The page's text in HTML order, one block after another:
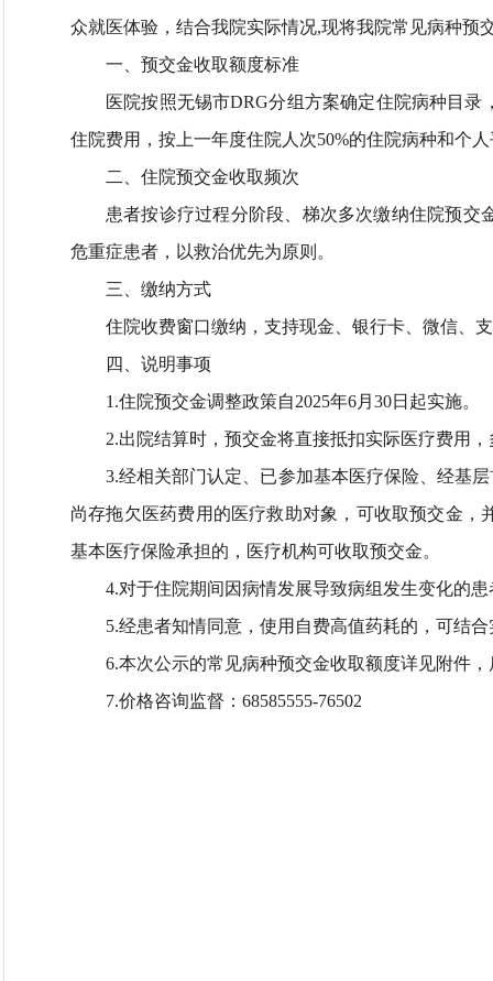
众就医体验，结合我院实际情况,现将我院常见病种预
一、预交金收取额度标准​
医院按照无锡市DRG分组方案确定住院病种目
住院费用，按上一年度住院人次50%的住院病种和个
二、住院预交金收取频次
患者按诊疗过程分阶段、梯次多次缴纳住院预
危重症患者，以救治优先为原则。
三、缴纳方式​
住院收费窗口缴纳，支持现金、银行卡、微信、
四、说明事项​
1.住院预交金调整政策自2025年6月30日起实施。
2.出院结算时，预交金将直接抵扣实际医疗费用
3.经相关部门认定、已参加基本医疗保险、经基
尚存拖欠医药费用的医疗救助对象，可收取预交金
基本医疗保险承担的，医疗机构可收取预交金。
4.对于住院期间因病情发展导致病组发生变化的
5.经患者知情同意，使用自费高值药耗的，可结
6.本次公示的常见病种预交金收取额度详见附件
7.价格咨询监督：68585555-76502